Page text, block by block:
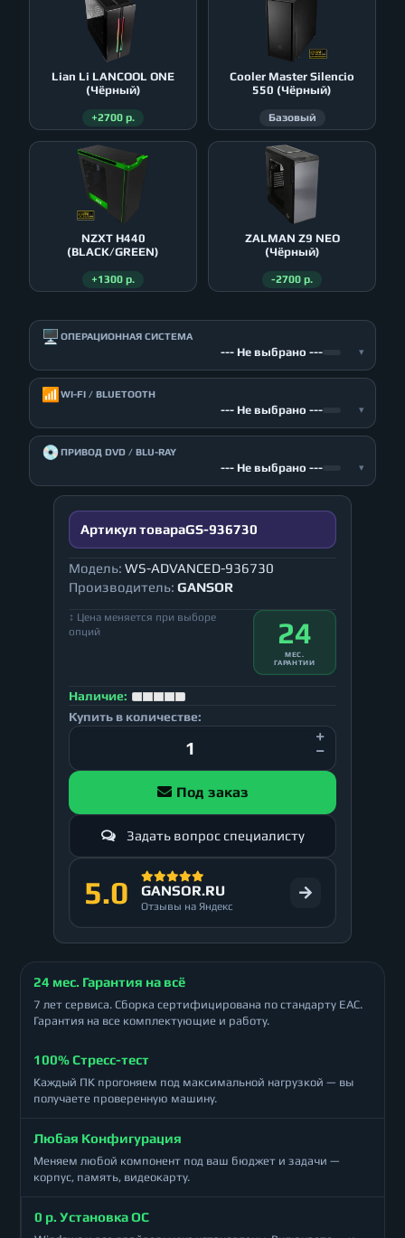
Lian Li LANCOOL ONE
(Чёрный)
+2700 р.
Cooler Master Silencio
550 (Чёрный)
Базовый
NZXT H440
(BLACK/GREEN)
+1300 р.
ZALMAN Z9 NEO
(Чёрный)
-2700 р.
🖥️ ОПЕРАЦИОННАЯ СИСТЕМА
--- Не выбрано --- ▾
📶 WI-FI / BLUETOOTH
--- Не выбрано --- ▾
💿ПРИВОД DVD / BLU-RAY
--- Не выбрано --- ▾
Артикул товараGS-936730
Модель: WS-ADVANCED-936730
Производитель: GANSOR
↕ Цена меняется при выборе
опций
24
МЕС.
ГАРАНТИИ
Наличие:
Купить в количестве:
Под заказ
Задать вопрос специалисту
5.0 GANSOR.RU
Отзывы на Яндекс
24 мес. Гарантия на всё
7 лет сервиса. Сборка сертифицирована по стандарту ЕАС.
Гарантия на все комплектующие и работу.
100% Стресс-тест
Каждый ПК прогоняем под максимальной нагрузкой — вы
получаете проверенную машину.
Любая Конфигурация
Меняем любой компонент под ваш бюджет и задачи —
корпус, память, видеокарту.
0 р. Установка ОС